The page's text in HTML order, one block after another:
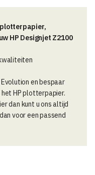
plotterpapier,
HP Designjet Z2100
en bespaar
HP plotterpapier.
dan kunt u ons altijd
voor een passend